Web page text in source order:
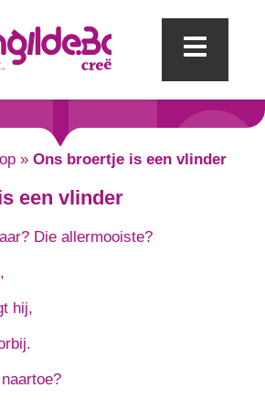
» Ons broertje is een vlinder
een vlinder
Die allermooiste?
hij,